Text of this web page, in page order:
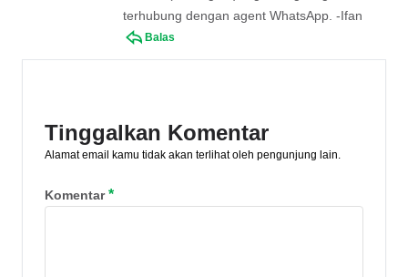
terhubung dengan agent WhatsApp. -Ifan
Balas
Tinggalkan Komentar
Alamat email kamu tidak akan terlihat oleh pengunjung lain.
Komentar*